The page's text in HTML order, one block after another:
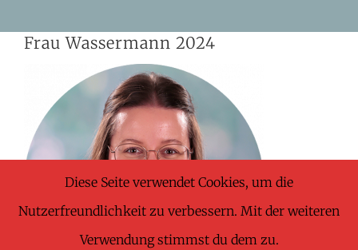
Frau Wassermann 2024
Diese Seite verwendet Cookies, um die
Nutzerfreundlichkeit zu verbessern. Mit der weiteren
Verwendung stimmst du dem zu.